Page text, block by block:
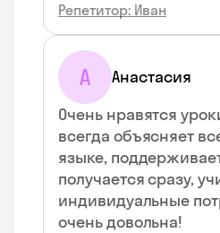
Репетитор: Иван
А
Анастасия
Очень нравятся
всегда объясняет
языке,
получается сразу,
индивидуальные
очень довольна!